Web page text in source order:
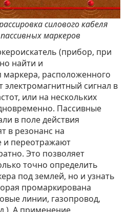
силового кабеля
маркеров
(прибор, при
найти и
расположенного
электромагнитный сигнал в
или на нескольких
Пассивные
в поле действия
в резонанс на
и переотражают
Это позволяет
точно определить
под землей, но и узнать
промаркирована
линии, газопровод,